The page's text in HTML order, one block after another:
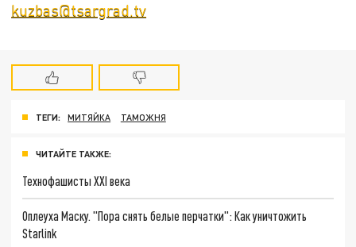
kuzbas@tsargrad.tv
ТЕГИ: МИТЯЙКА ТАМОЖНЯ
ЧИТАЙТЕ ТАКЖЕ:
Технофашисты XXI века
Оплеуха Маску. "Пора снять белые перчатки": Как уничтожить
Starlink